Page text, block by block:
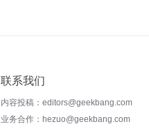
联系我们
内容投稿：editors@geekbang.com
业务合作：hezuo@geekbang.com